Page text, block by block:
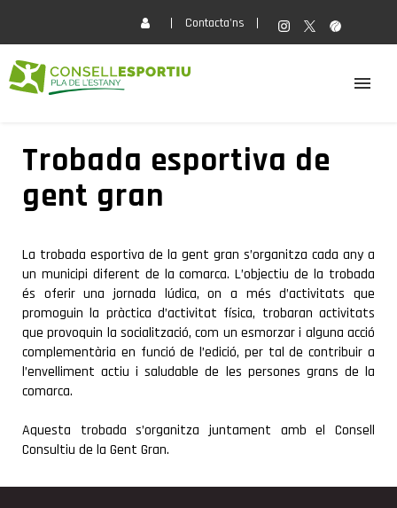
Contacta'ns
EL CONSELL
ACTIVITATS
SERVEIS
FORMACIÓ
ACTUALITAT
Trobada esportiva de
gent gran
La trobada esportiva de la gent gran s’organitza cada any a
un municipi diferent de la comarca. L’objectiu de la trobada
és oferir una jornada lúdica, on a més d’activitats que
promoguin la pràctica d’activitat física, trobaran activitats
que provoquin la socialització, com un esmorzar i alguna acció
complementària en funció de l’edició, per tal de contribuir a
l’envelliment actiu i saludable de les persones grans de la
comarca.
Aquesta trobada s’organitza juntament amb el Consell
Consultiu de la Gent Gran.